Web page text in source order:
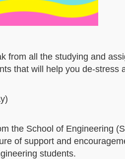
from all the studying and
that will help you de-stress
the School of Engineering
of support and
students.